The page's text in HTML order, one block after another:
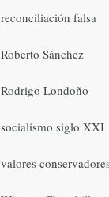
reconciliación falsa
Roberto Sánchez
Rodrigo Londoño
socialismo siglo XXI
valores conservadores